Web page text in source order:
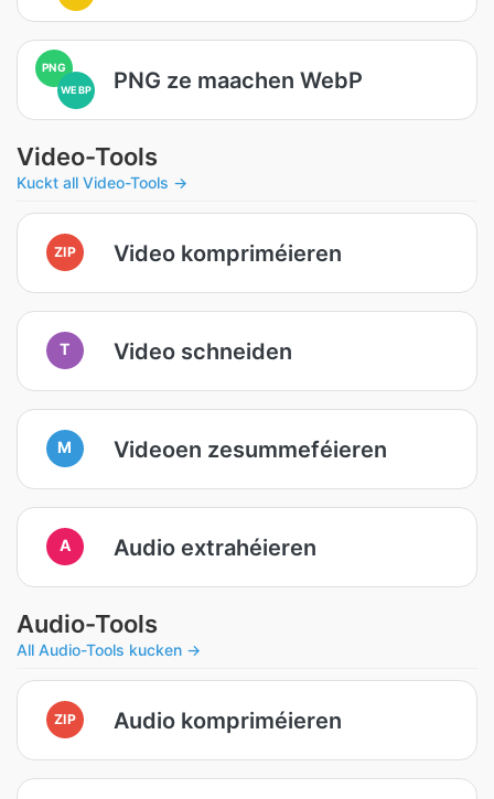
PNG
WEBP PNG ze maachen WebP
Video-Tools
Kuckt all Video-Tools →
ZIP Video kompriméieren
T Video schneiden
M Videoen zesummeféieren
A Audio extrahéieren
Audio-Tools
All Audio-Tools kucken →
ZIP Audio kompriméieren